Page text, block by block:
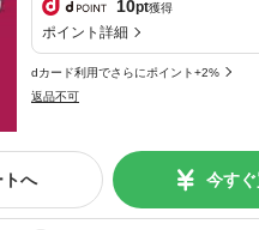
10pt獲得
ポイント詳細
dカード利用でさらにポイント+2%
返品不可
トへ 今すぐ